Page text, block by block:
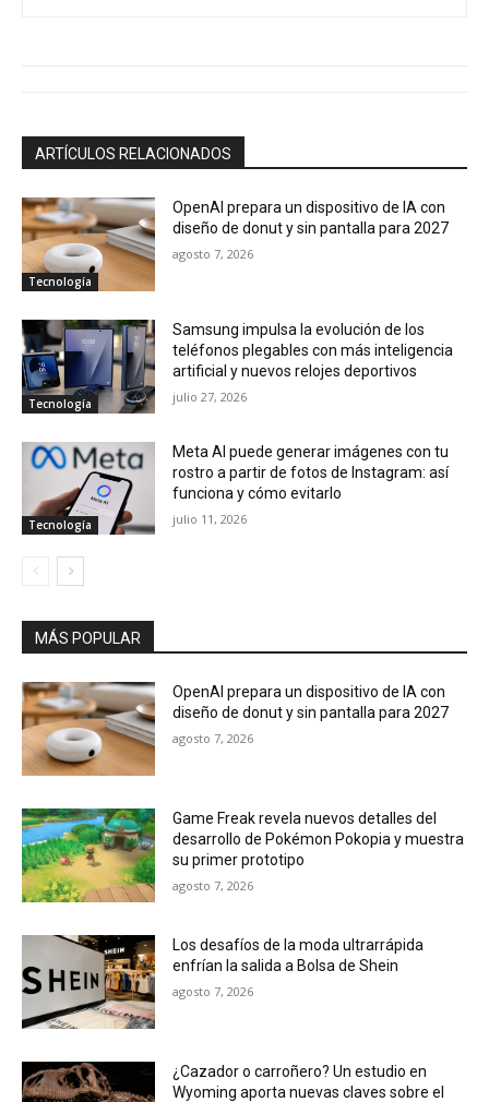
ARTÍCULOS RELACIONADOS
Tecnología
OpenAI prepara un dispositivo de IA con
diseño de donut y sin pantalla para 2027
agosto 7, 2026
Tecnología
Samsung impulsa la evolución de los
teléfonos plegables con más inteligencia
artificial y nuevos relojes deportivos
julio 27, 2026
Tecnología
Meta AI puede generar imágenes con tu
rostro a partir de fotos de Instagram: así
funciona y cómo evitarlo
julio 11, 2026
MÁS POPULAR
OpenAI prepara un dispositivo de IA con
diseño de donut y sin pantalla para 2027
agosto 7, 2026
Game Freak revela nuevos detalles del
desarrollo de Pokémon Pokopia y muestra
su primer prototipo
agosto 7, 2026
Los desafíos de la moda ultrarrápida
enfrían la salida a Bolsa de Shein
agosto 7, 2026
¿Cazador o carroñero? Un estudio en
Wyoming aporta nuevas claves sobre el